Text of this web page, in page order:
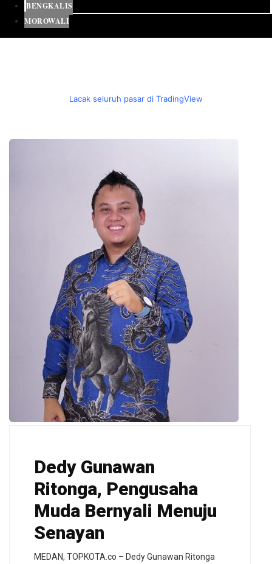
BENGKALIS
MOROWALI
Lacak seluruh pasar di TradingView
Dedy Gunawan
Ritonga, Pengusaha
Muda Bernyali Menuju
Senayan
MEDAN, TOPKOTA.co – Dedy Gunawan Ritonga